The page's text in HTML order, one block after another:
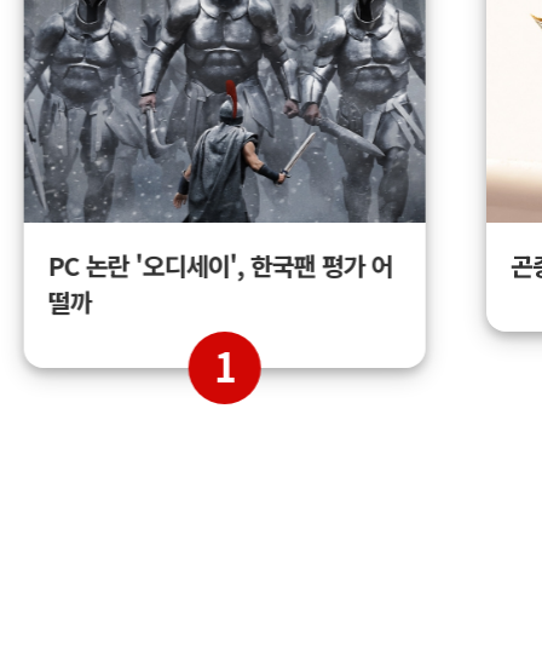
PC 논란 '오디세이', 한국팬 평가 어
떨까
1
곤